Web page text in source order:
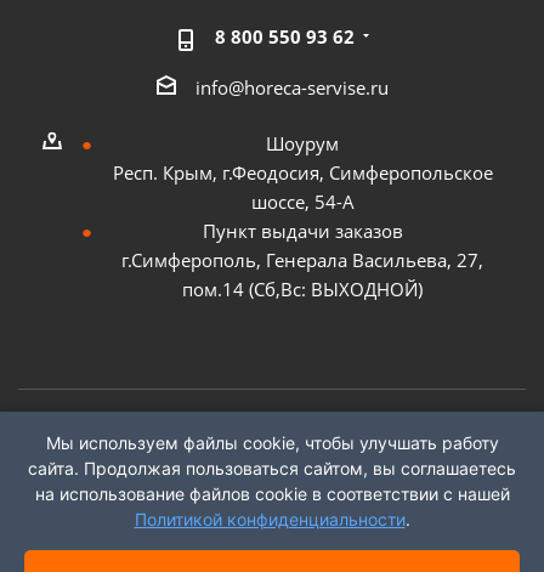
8 800 550 93 62
info@horeca-servise.ru
Шоурум
Респ. Крым, г.Феодосия, Симферопольское
шоссе, 54-А
Пункт выдачи заказов
г.Симферополь, Генерала Васильева, 27,
пом.14 (Сб,Вс: ВЫХОДНОЙ)
2026 ©ГК "ХоРеКа Сервис"
Мы используем файлы cookie, чтобы улучшать работу
сайта. Продолжая пользоваться сайтом, вы соглашаетесь
на использование файлов cookie в соответствии с нашей
Политикой конфиденциальности.